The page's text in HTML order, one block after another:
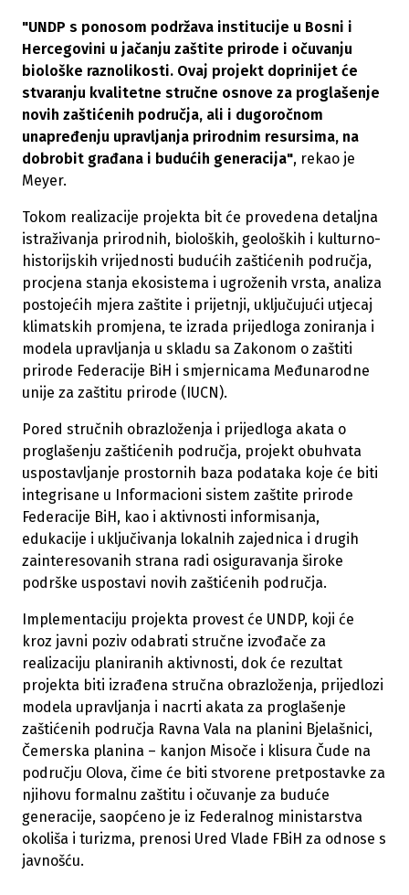
"UNDP s ponosom podržava institucije u Bosni i
Hercegovini u jačanju zaštite prirode i očuvanju
biološke raznolikosti. Ovaj projekt doprinijet će
stvaranju kvalitetne stručne osnove za proglašenje
novih zaštićenih područja, ali i dugoročnom
unapređenju upravljanja prirodnim resursima, na
dobrobit građana i budućih generacija", rekao je
Meyer.
Tokom realizacije projekta bit će provedena detaljna
istraživanja prirodnih, bioloških, geoloških i kulturno-
historijskih vrijednosti budućih zaštićenih područja,
procjena stanja ekosistema i ugroženih vrsta, analiza
postojećih mjera zaštite i prijetnji, uključujući utjecaj
klimatskih promjena, te izrada prijedloga zoniranja i
modela upravljanja u skladu sa Zakonom o zaštiti
prirode Federacije BiH i smjernicama Međunarodne
unije za zaštitu prirode (IUCN).
Pored stručnih obrazloženja i prijedloga akata o
proglašenju zaštićenih područja, projekt obuhvata
uspostavljanje prostornih baza podataka koje će biti
integrisane u Informacioni sistem zaštite prirode
Federacije BiH, kao i aktivnosti informisanja,
edukacije i uključivanja lokalnih zajednica i drugih
zainteresovanih strana radi osiguravanja široke
podrške uspostavi novih zaštićenih područja.
Implementaciju projekta provest će UNDP, koji će
kroz javni poziv odabrati stručne izvođače za
realizaciju planiranih aktivnosti, dok će rezultat
projekta biti izrađena stručna obrazloženja, prijedlozi
modela upravljanja i nacrti akata za proglašenje
zaštićenih područja Ravna Vala na planini Bjelašnici,
Čemerska planina – kanjon Misoče i klisura Čude na
području Olova, čime će biti stvorene pretpostavke za
njihovu formalnu zaštitu i očuvanje za buduće
generacije, saopćeno je iz Federalnog ministarstva
okoliša i turizma, prenosi Ured Vlade FBiH za odnose s
javnošću.